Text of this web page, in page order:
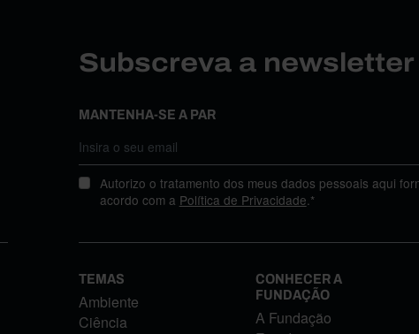
Subscreva a
MANTENHA-SE A PAR
Autorizo o tratamento dos meus dados pessoais aqui
acordo com a Política de Privacidade.*
TEMAS
Ambiente
Ciência
CONHECER A
FUNDAÇÃO
A Fundação